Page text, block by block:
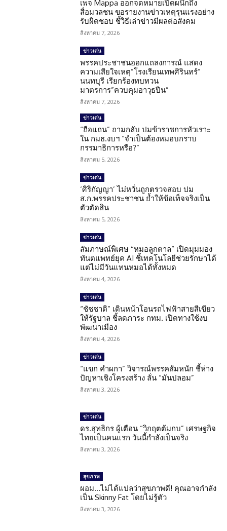
เพจ Mappa ออกจดหมายเปิดผนึกถึง
สื่อมวลชน ขอรายงานข่าวเหตุรุนแรงอย่าง
รับผิดชอบ ชี้วิธีเล่าข่าวมีผลต่อสังคม
สิงหาคม 7, 2026
ข่าวเด่น
พรรคประชาชนออกแถลงการณ์ แสดง
ความเสียใจเหตุ”โรงเรียนเทพศิรินทร์”
นนทบุรี เรียกร้องทบทวน
มาตรการ”ควบคุมอาวุธปืน”
สิงหาคม 7, 2026
ข่าวเด่น
“ถือแถน” ถามกลับ ปมข้าราชการหัวเราะ
ใน กมธ.งบฯ “จำเป็นต้องหมอบกราบ
กรรมาธิการหรือ?”
สิงหาคม 5, 2026
ข่าวเด่น
‘ศิริกัญญา’ ไม่หวั่นถูกตรวจสอบ ปม
ส.ก.พรรคประชาชน ย้ำให้ข้อเท็จจริงเป็น
ตัวตัดสิน
สิงหาคม 5, 2026
ข่าวเด่น
สัมภาษณ์พิเศษ “หมอลูกตาล” เปิดมุมมอง
ทันตแพทย์ยุค AI ชี้เทคโนโลยีช่วยรักษาได้
แต่ไม่มีวันแทนหมอได้ทั้งหมด
สิงหาคม 4, 2026
ข่าวเด่น
“ชัชชาติ” เดินหน้าโอนรถไฟฟ้าสายสีเขียว
ให้รัฐบาล ชี้ลดภาระ กทม. เปิดทางใช้งบ
พัฒนาเมือง
สิงหาคม 4, 2026
ข่าวเด่น
“แขก คำผกา” วิจารณ์พรรคส้มหนัก ชี้ห่าง
ปัญหาเชิงโครงสร้าง ลั่น “มันปลอม”
สิงหาคม 3, 2026
ข่าวเด่น
ดร.สุทธิกร ผู้เตือน “วิกฤตต้มกบ” เศรษฐกิจ
ไทยเป็นคนแรก วันนี้กำลังเป็นจริง
สิงหาคม 3, 2026
สุขภาพ
ผอม…ไม่ได้แปลว่าสุขภาพดี! คุณอาจกำลัง
เป็น Skinny Fat โดยไม่รู้ตัว
สิงหาคม 3, 2026